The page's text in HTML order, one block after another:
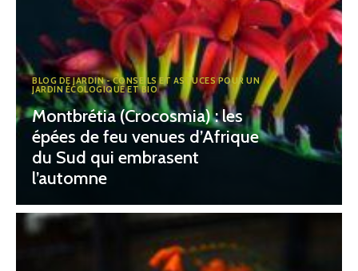
BLOG DE JARDIN - CONSEILS ET ASTUCES POUR UN
JARDIN ÉCOLOGIQUE ET BIO
Montbrétia (Crocosmia) : les
épées de feu venues d’Afrique
du Sud qui embrasent
l’automne